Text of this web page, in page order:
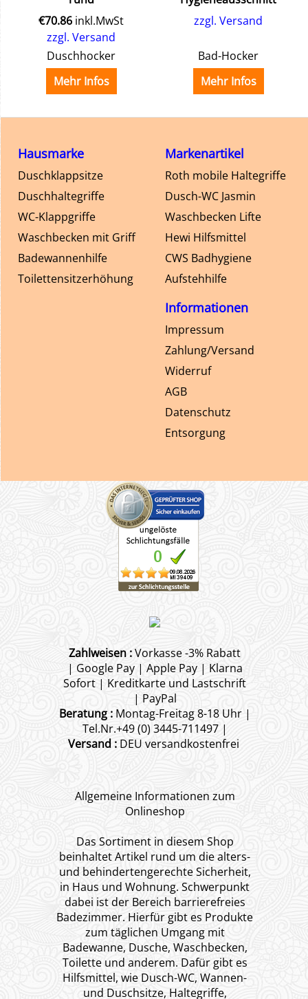
€70.86 inkl.MwSt
zzgl. Versand
Duschhocker
Mehr Infos
zzgl. Versand
Bad-Hocker
Mehr Infos
Markenartikel
Roth mobile Haltegriffe
Dusch-WC Jasmin
Waschbecken Lifte
Hewi Hilfsmittel
CWS Badhygiene
Aufstehhilfe
Hausmarke
Duschklappsitze
Duschhaltegriffe
WC-Klappgriffe
Waschbecken mit Griff
Badewannenhilfe
Toilettensitzerhöhung
Informationen
Impressum
Zahlung/Versand
Widerruf
AGB
Datenschutz
Entsorgung
Zahlweisen :Vorkasse -3% Rabatt
| Google Pay | Apple Pay | Klarna
Sofort | Kreditkarte und Lastschrift
| PayPal
Beratung :Montag-Freitag 8-18 Uhr |
Tel.Nr.+49 (0) 3445-711497 |
Versand :DEU versandkostenfrei
Allgemeine Informationen zum
Onlineshop
Das Sortiment in diesem Shop
beinhaltet Artikel rund um die alters-
und behindertengerechte Sicherheit,
in Haus und Wohnung. Schwerpunkt
dabei ist der Bereich barrierefreies
Badezimmer. Hierfür gibt es Produkte
zum täglichen Umgang mit
Badewanne, Dusche, Waschbecken,
Toilette und anderem. Dafür gibt es
Hilfsmittel, wie Dusch-WC, Wannen-
und Duschsitze, Haltegriffe,